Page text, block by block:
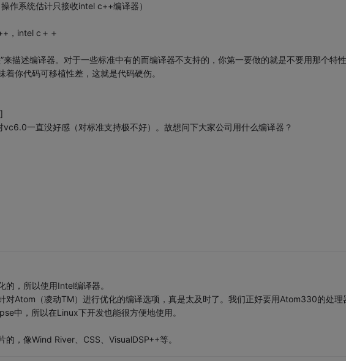
作系统估计只接收intel c++编译器）
，intel c＋＋
来描述编译器。对于一些标准中有的而编译器不支持的，你第一要做的就是不要用那个特
你代码可移植性差，这就是代码硬伤。
一直没好感（对标准支持极不好）。故想问下大家公司用什么编译器？
，所以使用Intel编译器。
对Atom（凌动TM）进行优化的编译选项，真是太及时了。我们正好要用Atom330的处理
中，所以在Linux下开发也能很方便地使用。
，像Wind River、CSS、VisualDSP++等。